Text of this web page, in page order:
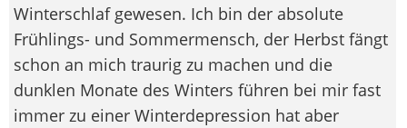
Winterschlaf gewesen. Ich bin der absolute
Frühlings- und Sommermensch, der Herbst fängt
schon an mich traurig zu machen und die
dunklen Monate des Winters führen bei mir fast
immer zu einer Winterdepression hat aber